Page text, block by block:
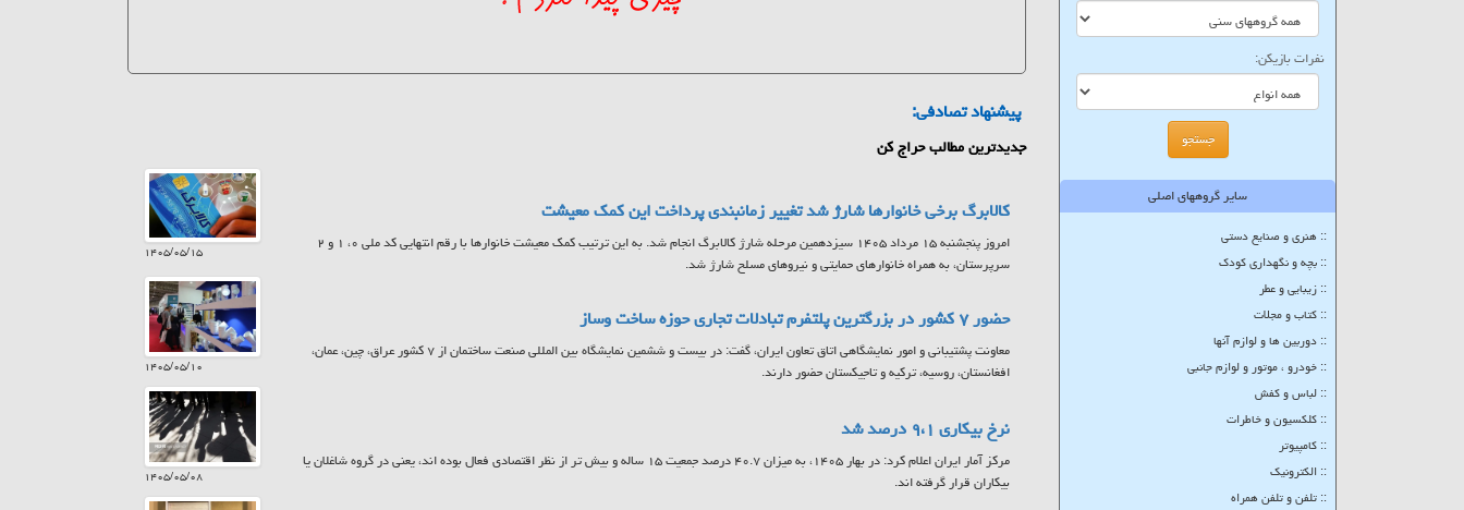
نفرات بازیکن:
سایر گروههای اصلی
:: هنری و صنایع دستی
:: بچه و نگهداری کودک
:: زیبایی و عطر
:: کتاب و مجلات
:: دوربین ها و لوازم آنها
:: خودرو ، موتور و لوازم جانبی
:: لباس و کفش
:: کلکسیون و خاطرات
:: کامپیوتر
:: الکترونیک
:: تلفن و تلفن همراه
پیشنهاد تصادفی:
جدیدترین مطالب حراج کن
کالابرگ برخی خانوارها شارژ شد تغییر زمانبندی پرداخت این کمک معیشت
امروز پنجشنبه ۱۵ مرداد ۱۴۰۵ سیزدهمین مرحله شارژ کالابرگ انجام شد. به این ترتیب کمک معیشت خانوارها با رقم انتهایی کد ملی ۰، ۱ و ۲
سرپرستان، به همراه خانوارهای حمایتی و نیروهای مسلح شارژ شد.
۱۴۰۵/۰۵/۱۵
حضور ۷ کشور در بزرگترین پلتفرم تبادلات تجاری حوزه ساخت وساز
معاونت پشتیبانی و امور نمایشگاهی اتاق تعاون ایران، گفت: در بیست و ششمین نمایشگاه بین المللی صنعت ساختمان از ۷ کشور عراق، چین، عمان،
افغانستان، روسیه، ترکیه و تاجیکستان حضور دارند.
۱۴۰۵/۰۵/۱۰
نرخ بیکاری ۹،۱ درصد شد
مرکز آمار ایران اعلام کرد: در بهار ۱۴۰۵، به میزان ۴۰.۷ درصد جمعیت ۱۵ ساله و بیش تر از نظر اقتصادی فعال بوده اند، یعنی در گروه شاغلان یا
بیکاران قرار گرفته اند.
۱۴۰۵/۰۵/۰۸